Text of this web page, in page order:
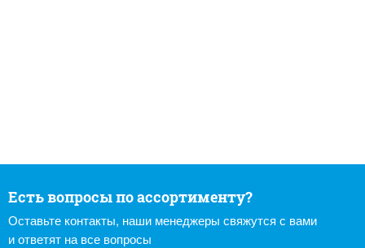
Есть вопросы по ассортименту?
Оставьте контакты, наши менеджеры свяжутся с вами
и ответят на все вопросы